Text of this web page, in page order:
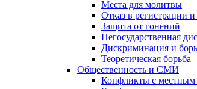
Места для молитвы
Отказ в регистрации
Защита от гонений
Негосударственная
Дискриминация и
Теоретическая борьба
Общественность и СМИ
Конфликты с местным